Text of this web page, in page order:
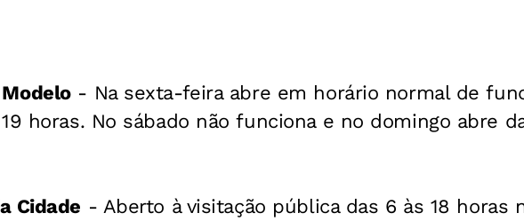
- Na sexta-feira abre em horário normal de
horas. No sábado não funciona e no domingo abre
Cidade - Aberto à visitação pública das 6 às 18 horas